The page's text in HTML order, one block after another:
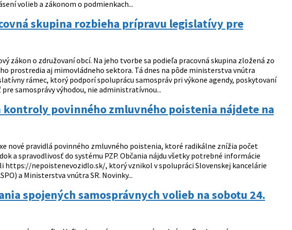
volieb a zákonom o podmienkach...
skupina rozbieha prípravu legislatívy pre
zákon o združovaní obcí. Na jeho tvorbe sa podieľa pracovná skupina zložená zo
prostredia aj mimovládneho sektora. Tá dnes na pôde ministerstva vnútra
rámec, ktorý podporí spoluprácu samospráv pri výkone agendy, poskytovaní
samosprávy výhodou, nie administratívnou...
kontroly povinného zmluvného poistenia nájdete na
nové pravidlá povinného zmluvného poistenia, ktoré radikálne znížia počet
a spravodlivosť do systému PZP. Občania nájdu všetky potrebné informácie
nepoistenevozidlo.sk/, ktorý vznikol v spolupráci Slovenskej kancelárie
a Ministerstva vnútra SR. Novinky...
spojených samosprávnych volieb na sobotu 24.